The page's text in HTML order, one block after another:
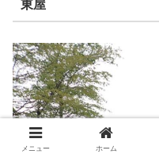
東屋
メニュー ホーム